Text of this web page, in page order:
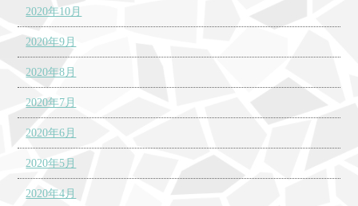
2020年10月
2020年9月
2020年8月
2020年7月
2020年6月
2020年5月
2020年4月